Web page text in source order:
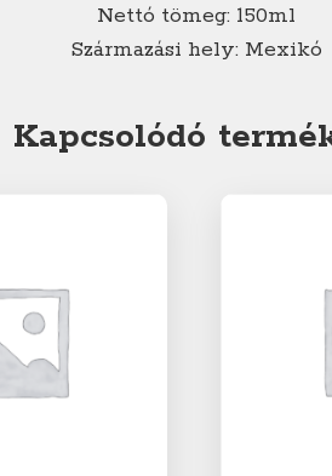
Nettó tömeg: 150ml
Származási hely: Mexikó
Kapcsolódó